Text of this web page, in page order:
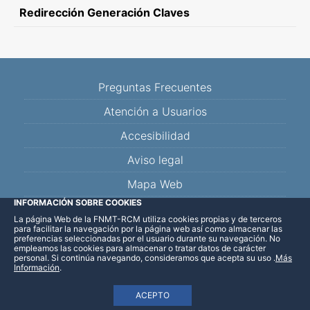
Redirección Generación Claves
Preguntas Frecuentes
Atención a Usuarios
Accesibilidad
Aviso legal
Mapa Web
Facebook
TwitterYouTube
Blog Linkedin
INFORMACIÓN SOBRE COOKIES
La página Web de la FNMT-RCM utiliza cookies propias y de terceros
para facilitar la navegación por la página web así como almacenar las
preferencias seleccionadas por el usuario durante su navegación. No
empleamos las cookies para almacenar o tratar datos de carácter
personal. Si continúa navegando, consideramos que acepta su uso
ACEPTO
.Más
Información.